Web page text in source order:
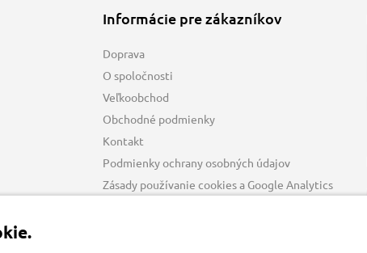
Informácie pre zákazníkov
Doprava
O spoločnosti
Veľkoobchod
Obchodné podmienky
Kontakt
Podmienky ochrany osobných údajov
Zásady používanie cookies a Google Analytics